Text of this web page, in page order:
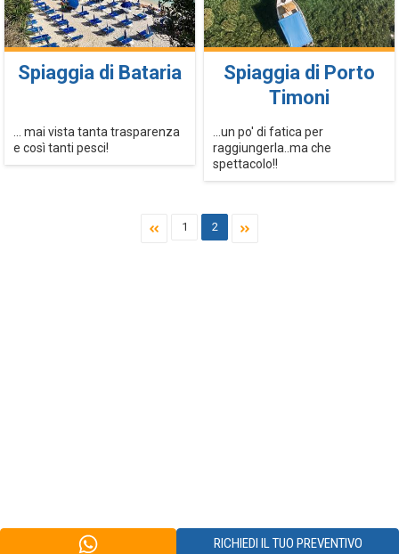
Spiaggia di Bataria
... mai vista tanta trasparenza
e così tanti pesci!
Spiaggia di Porto
Timoni
...un po' di fatica per
raggiungerla..ma che
spettacolo!!
1 2
RICHIEDI IL TUO PREVENTIVO